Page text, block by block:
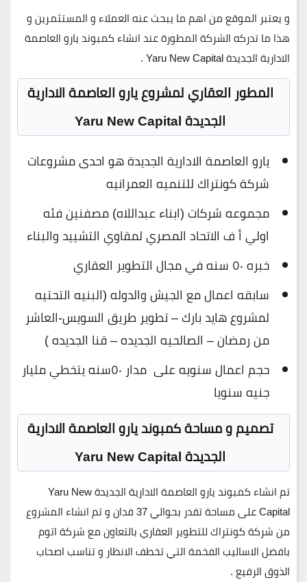
و يعتبر الموقع من اهم ما يبحث عنه العملاء و المستثمرين و
هذا ما تدركه الشركة المطورة عند انشاء كمبوند يارو العاصمة
الادارية الجديدة Yaru New Capital .
المطور العقاري لمشروع يارو العاصمة الادارية
الجديدة Yaru New Capital
يارو العاصمة الادارية الجديدة هو احدى مشروعات
شركة كونتراك للتنميه العمرانيه
مجموعه شركات (ابناء عبداللاه) مصفنين فئه
اولي أ ف الاتحاد المصري لمقاوي التشييد والبناء
خبره ٥٠ سنه في مجال التطوير العقاري
سابقه اعمال مع الجيش والدوله (البنيه التحتيه
لمشروع هايد بارك – تطوير طريق السويس-العاشر
من رمضان – الصالحيه الجديده – قنا الجديده )
حجم اعمال سنويه على مدار ٥٠سنه يتخطي مليار
جنيه سنويا
تصميم و مساحة كمبوند يارو العاصمة الادارية
الجديدة Yaru New Capital
تم انشاء كمبوند يارو العاصمة الادارية الجديدة Yaru New
Capital على مساحة تقدر بحوالي
37 فدان
و تم انشاء المشروع
من شركة كونتراك للتطوير العقاري بالتعاون مع شركة اتوم
بافضل الاساليب الفخمة التي تخطف الانظار و تناسب اصحاب
الذوق الرفيع .